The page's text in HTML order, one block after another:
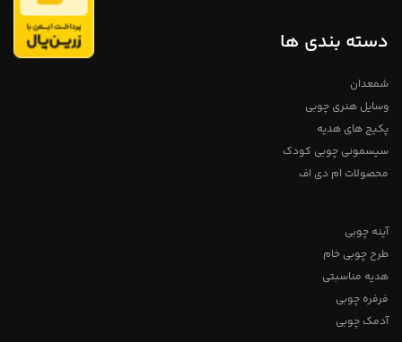
دسته بندی ها
شمعدان
وسایل هنری چوبی
پکیج های هدیه
سیسمونی چوبی کودک
محصولات ام دی اف
آینه چوبی
طرح چوبی خام
هدیه مناسبتی
فرفره چوبی
آدمک چوبی